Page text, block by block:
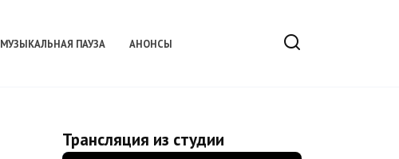
МУЗЫКАЛЬНАЯ ПАУЗА АНОНСЫ
Трансляция из студии